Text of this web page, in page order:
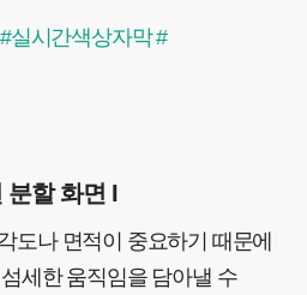
실시간색상자막 #
분할 화면 I
도나 면적이 중요하기 때문에
세한 움직임을 담아낼 수